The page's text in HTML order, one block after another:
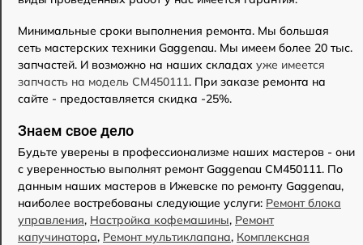
Минимальные сроки выполнения ремонта. Мы большая
сеть мастерских техники Gaggenau. Мы имеем более 20 тыс.
запчастей. И возможно на наших складах уже имеется
запчасть на модель CM450111. При заказе ремонта на
сайте - предоставляется скидка -25%.
Знаем свое дело
Будьте уверены в профессионализме наших мастеров - они
с уверенностью выполнят ремонт Gaggenau CM450111. По
данным наших мастеров в Ижевске по ремонту Gaggenau,
наиболее востребованы следующие услуги: Ремонт блока
управления, Настройка кофемашины, Ремонт
капучинатора, Ремонт мультиклапана, Комплексная